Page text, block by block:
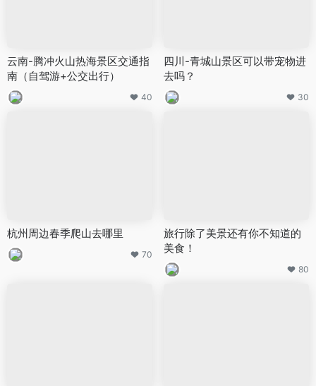
云南-腾冲火山热海景区交通指
南（自驾游+公交出行）
40
四川-青城山景区可以带宠物进
去吗？
30
杭州周边春季爬山去哪里
70
旅行除了美景还有你不知道的
美食！
80